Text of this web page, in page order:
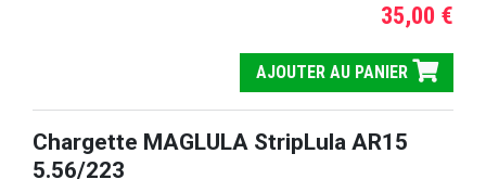
35,00 €
AJOUTER AU PANIER
Chargette MAGLULA StripLula AR15
5.56/223